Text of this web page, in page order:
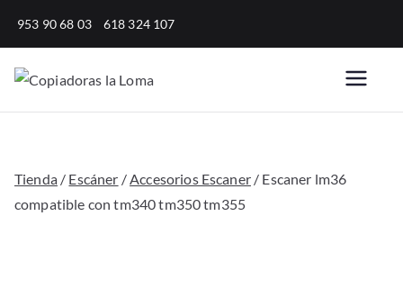
953 90 68 03 618 324 107
Copiadoras
Venta, alquiler y reparación
de fotocopiadoras y equipos
Tienda/ Escáner /Accesorios Escaner/ Escaner lm36
compatible con tm340 tm350 tm355